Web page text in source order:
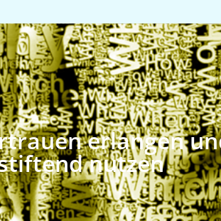
erlangen
nutzen